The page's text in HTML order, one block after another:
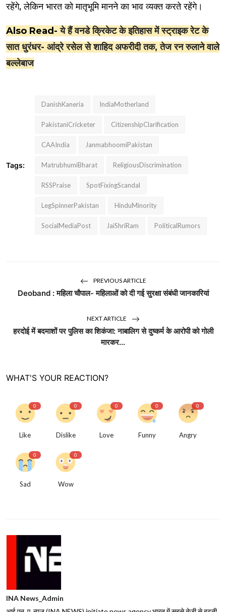
रहेंगे, लेकिन भारत को मातृभूमि मानने का भाव व्यक्त करते रहेंगे।
Also Read-ये हैं वनडे क्रिकेट के इतिहास में स्ट्राइक रेट के
सात धुरंधर- आंद्रे रसेल से शाहिद अफरीदी तक, तेज रन रुलाने वाले
बल्लेबाज
Tags:
DanishKaneria IndiaMotherland
PakistaniCricketer CitizenshipClarification
CAAIndia JanmabhoomiPakistan
MatrubhumiBharat ReligiousDiscrimination
RSSPraise SpotFixingScandal
LegSpinnerPakistan HinduMinority
SocialMediaPost JaiShriRam PoliticalRumors
PREVIOUS ARTICLE
Deoband : महिला चौपाल- महिलाओं को दी गई सुरक्षा संबंधी जानकारियां
NEXT ARTICLE
हरदोई में बदमाशों पर पुलिस का शिकंजा: नाबालिग से दुष्कर्म के आरोपी को गोली
मारकर...
WHAT'S YOUR REACTION?
0
Like
0
Dislike
0
Love
0
Funny
0
Angry
0
Sad
0
Wow
INA News_Admin